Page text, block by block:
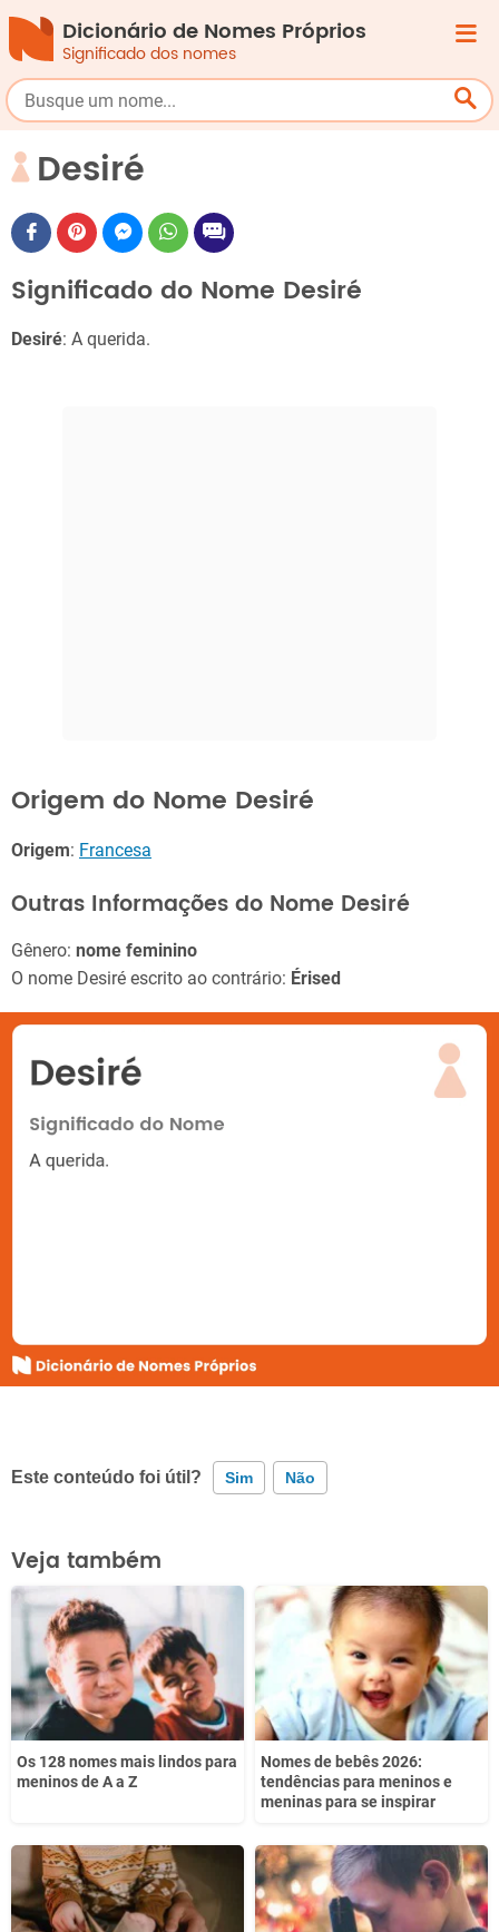
Dicionário de Nomes Próprios
Significado dos nomes
Desiré
Significado do Nome Desiré
Desiré: A querida.
Origem do Nome Desiré
Origem: Francesa
Outras Informações do Nome Desiré
Gênero: nome feminino
O nome Desiré escrito ao contrário: Érised
Este conteúdo foi útil? Sim Não
Este conteúdo contém informação incorreta
Este conteúdo não tem a informação que procuro
Outro
Veja também
Os 128 nomes mais lindos para
meninos de A a Z
Nomes de bebês 2026:
tendências para meninos e
meninas para se inspirar